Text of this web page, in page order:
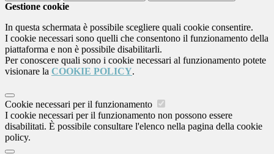
Gestione cookie
In questa schermata è possibile scegliere quali cookie consentire.
I cookie necessari sono quelli che consentono il funzionamento della
piattaforma e non è possibile disabilitarli.
Per conoscere quali sono i cookie necessari al funzionamento potete
visionare la COOKIE POLICY.
Cookie necessari per il funzionamento
I cookie necessari per il funzionamento non possono essere
disabilitati. È possibile consultare l'elenco nella pagina della cookie
policy.